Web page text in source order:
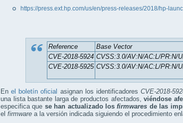
https://press.ext.hp.com/us/en/press-releases/2018/hp-
Reference Base Vector
CVE-2018-5924 CVSS:3.0/AV:N/AC:L/PR:N/
CVE-2018-5925 CVSS:3.0/AV:N/AC:L/PR:N/
Enel boletín oficial asignan los identificadores CVE-2018-
una lista bastante larga de productos afectados,viéndose
especifica que se han actualizado losfirmwares de las
el firmware a la versión indicada siguiendo el procedimiento